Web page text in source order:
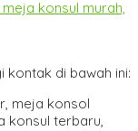
kontak di bawah ini: